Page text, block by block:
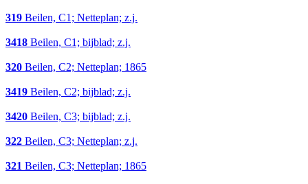
319 Beilen, C1; Netteplan; z.j.
3418 Beilen, C1; bijblad; z.j.
320 Beilen, C2; Netteplan; 1865
3419 Beilen, C2; bijblad; z.j.
3420 Beilen, C3; bijblad; z.j.
322 Beilen, C3; Netteplan; z.j.
321 Beilen, C3; Netteplan; 1865